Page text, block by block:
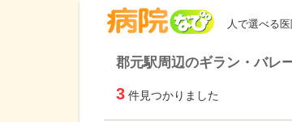
人で選べる
郡元駅周辺のギラン・バレ
3 件見つかりました